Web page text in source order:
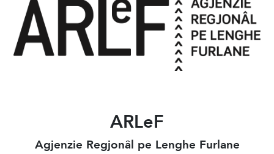
ARLeF
Agjenzie Regjonâl pe Lenghe Furlane